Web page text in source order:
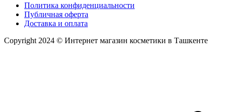
Политика конфиденциальности
Публичная оферта
Доставка и оплата
Copyright 2024 © Интернет магазин косметики в Ташкенте